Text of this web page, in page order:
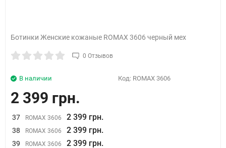
Ботинки Женские кожаные ROMAX 3606 черный мех
0 Отзывов
В наличии Код: ROMAX 3606
2 399 грн.
37 ROMAX 3606 2 399 грн.
38 ROMAX 3606 2 399 грн.
39 ROMAX 3606 2 399 грн.